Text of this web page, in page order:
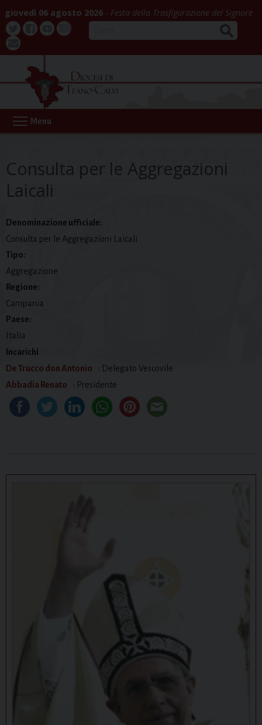
to
content
giovedì 06 agosto 2026 Festa della Trasfigurazione del Signore
Twitter
Buona
webmail
Menu
Consulta per le Aggregazioni
Laicali
Denominazione ufficiale:
Consulta per le Aggregazioni Laicali
Tipo:
Aggregazione
Regione:
Campania
Paese:
Italia
Incarichi
De Trucco don Antonio
: Delegato Vescovile
Abbadia Renato
: Presidente